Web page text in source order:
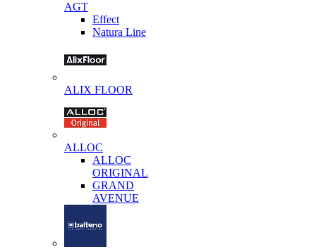
AGT
Effect
Natura Line
ALIX FLOOR
ALLOC
ALLOC
ORIGINAL
GRAND
AVENUE